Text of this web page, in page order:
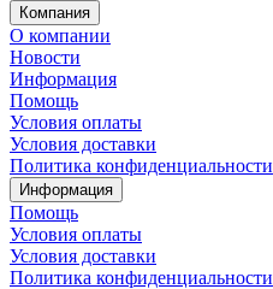
Компания
О компании
Новости
Информация
Помощь
Условия оплаты
Условия доставки
Политика конфиденциальности
Информация
Помощь
Условия оплаты
Условия доставки
Политика конфиденциальности